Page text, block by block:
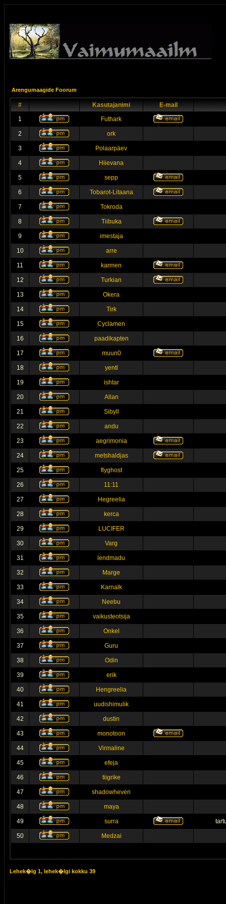
Arengumaagide Foorum
# Kasutajanimi
E-mail
1
Futhark
2 ork
3 Polaarpäev
4 Hiievana
5 sepp
6 Tobarot-Litaana
7 Tokroda
8 Tiibuka
9 imestaja
10 arre
11 karmen
12 Turkian
13 Okera
14 Tirk
15 Cyclamen
16 paadikapten
17 muun0
18 yentl
19 ishtar
20 Allan
21 Sibyll
22 andu
23 aegrimonia
24 metshaldjas
25 flyghost
26 11:11
27 Hegreelia
28 kerca
29 LUCIFER
30 Varg
31 lendmadu
32 Marge
33 Karnalk
34 Neebu
35 vaikusteotsija
36 Onkel
37 Guru
38 Odin
39 erik
40 Hengreelia
41 uudishimulik
42 dustin
43 monotoon
44 Virmaline
45 efeja
46 tiigrike
47 shadowheven
48 maya
49 surra
50 Medzai
Lehek�lg 1, lehek�lgi kokku 39